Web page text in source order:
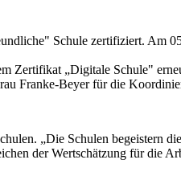
Schule zertifiziert. Am
Zertifikat „Digitale Schule"
Franke-Beyer für die
„Die Schulen begeistern
der Wertschätzung für die